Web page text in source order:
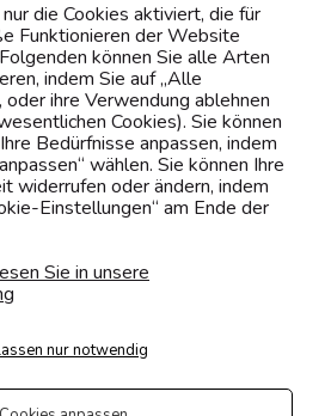
15:00
die Cookies aktiviert, die für
Funktionieren der Website
können Sie alle Arten
indem Sie auf „Alle
oder ihre Verwendung ablehnen
Cookies). Sie können
Bedürfnisse anpassen, indem
wählen. Sie können Ihre
widerrufen oder ändern, indem
Einstellungen“ am Ende der
Sie in unsere
nur notwendig